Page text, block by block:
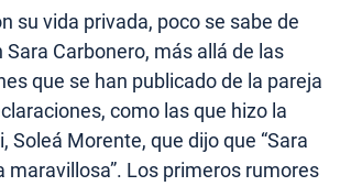
su vida privada, poco se sabe de
Sara Carbonero, más allá de las
que se han publicado de la pareja
como las que hizo la
Soleá Morente, que dijo que “Sara
maravillosa”. Los primeros rumores